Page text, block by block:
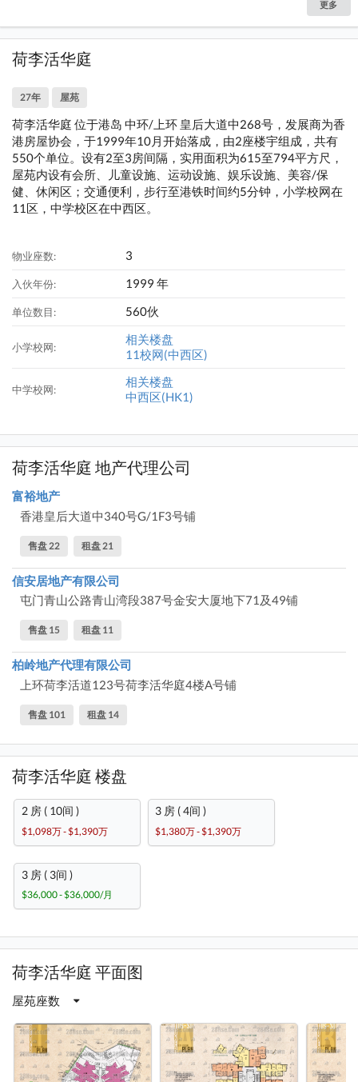
更多
荷李活华庭
27年 屋苑
荷李活华庭 位于港岛 中环/上环 皇后大道中268号，发展商为香
港房屋协会，于1999年10月开始落成，由2座楼宇组成，共有
550个单位。设有2至3房间隔，实用面积为615至794平方尺，
屋苑内设有会所、儿童设施、运动设施、娱乐设施、美容/保
健、休闲区；交通便利，步行至港铁时间约5分钟，小学校网在
11区，中学校区在中西区。
物业座数: 3
入伙年份: 1999 年
单位数目: 560伙
小学校网:
相关楼盘
11校网(中西区)
中学校网:
相关楼盘
中西区(HK1)
荷李活华庭 地产代理公司
富裕地产
香港皇后大道中340号G/1F3号铺
售盘 22 租盘 21
信安居地产有限公司
屯门青山公路青山湾段387号金安大厦地下71及49铺
售盘 15 租盘 11
柏岭地产代理有限公司
上环荷李活道123号荷李活华庭4楼A号铺
售盘 101 租盘 14
荷李活华庭 楼盘
2 房 ( 10间 )
$1,098万 - $1,390万
3 房 ( 4间 )
$1,380万 - $1,390万
3 房 ( 3间 )
$36,000 - $36,000/月
荷李活华庭 平面图
屋苑座数